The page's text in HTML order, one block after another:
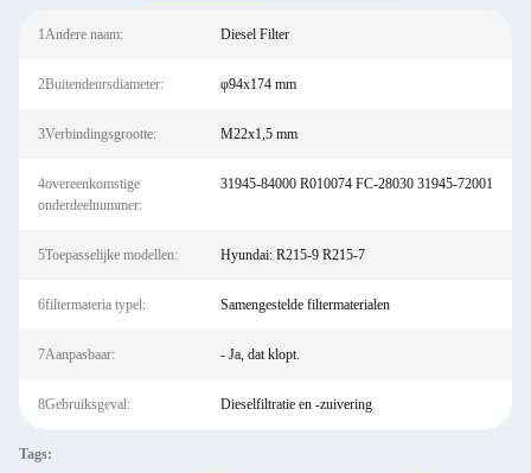
1Andere naam: Diesel Filter
2Buitendeursdiameter: φ94x174 mm
3Verbindingsgrootte: M22x1,5 mm
4overeenkomstige
onderdeelnummer:
31945-84000 R010074 FC-28030 31945-72001
5Toepasselijke modellen: Hyundai: R215-9 R215-7
6filtermateria typel: Samengestelde filtermaterialen
7Aanpasbaar: - Ja, dat klopt.
8Gebruiksgeval: Dieselfiltratie en -zuivering
Tags: